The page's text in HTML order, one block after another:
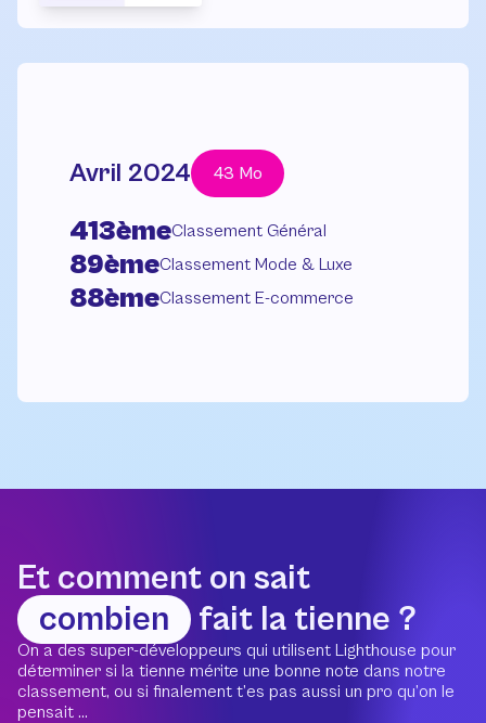
Avril 2024 43 Mo
413èmeClassement Général
89èmeClassement Mode & Luxe
88èmeClassement E-commerce
Et comment on sait
combien
fait la tienne ?
On a des super-développeurs qui utilisent Lighthouse pour
déterminer si la tienne mérite une bonne note dans notre
classement, ou si finalement t’es pas aussi un pro qu’on le
pensait ...